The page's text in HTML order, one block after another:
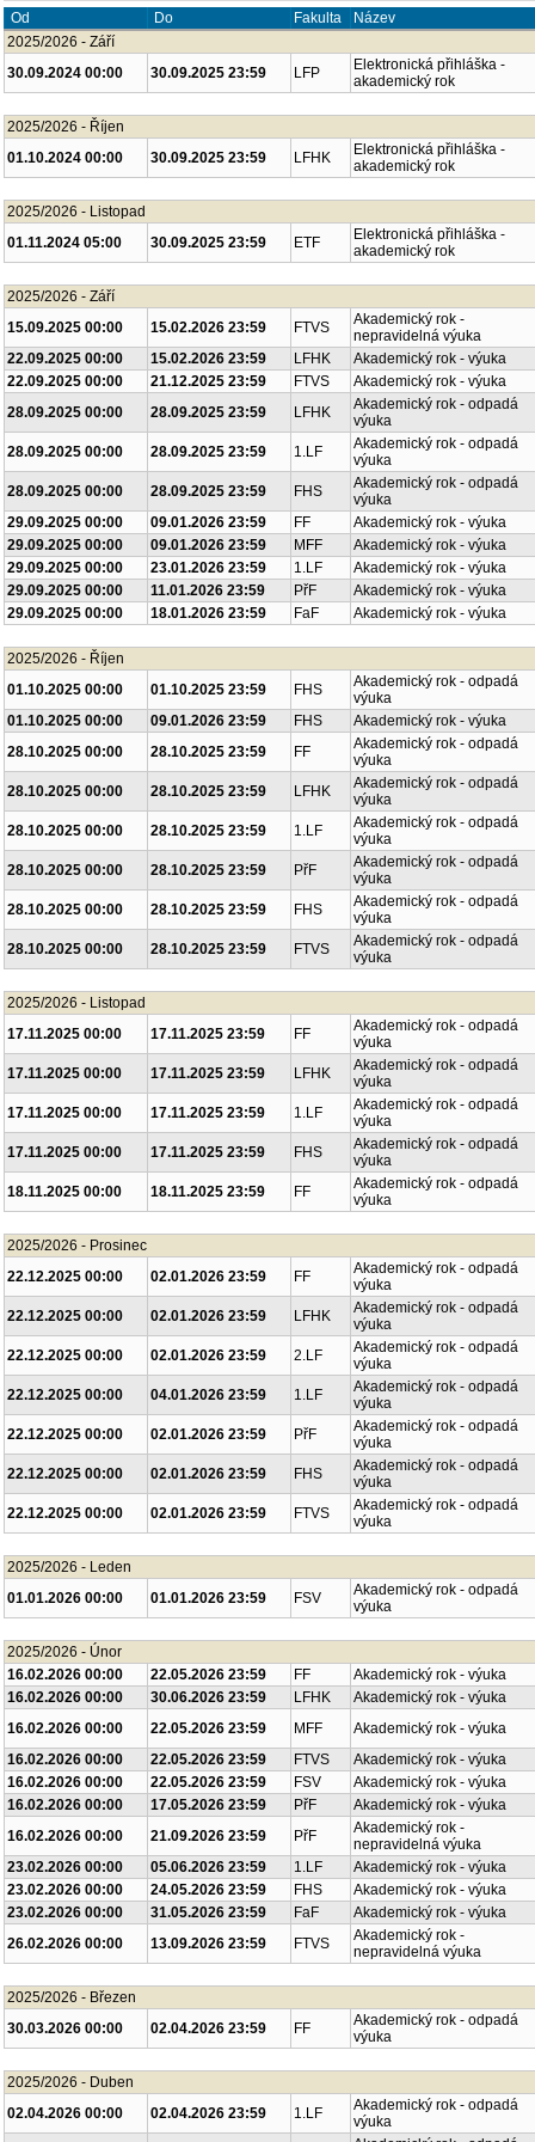
Od
Fakulta
Název
30.09.2024 00:00
30.09.2025 23:59 LFP
Elektronická přihláška -
01.10.2024 00:00
30.09.2025 23:59 LFHK
Elektronická přihláška -
01.11.2024 05:00
30.09.2025 23:59 ETF
Elektronická přihláška -
15.09.2025 00:00
15.02.2026 23:59 FTVS
Akademický rok -
nepravidelná výuka
22.09.2025 00:00
15.02.2026 23:59 LFHK
Akademický rok - výuka
Akademický rok - výuka
28.09.2025 00:00
28.09.2025 23:59 LFHK
Akademický rok - odpadá
výuka
28.09.2025 00:00
28.09.2025 23:59 1.LF
Akademický rok - odpadá
výuka
28.09.2025 00:00
28.09.2025 23:59 FHS
Akademický rok - odpadá
výuka
29.09.2025 00:00
09.01.2026 23:59 FF
Akademický rok - výuka
29.09.2025 00:00
09.01.2026 23:59 MFF
Akademický rok - výuka
29.09.2025 00:00
23.01.2026 23:59 1.LF
Akademický rok - výuka
29.09.2025 00:00
11.01.2026 23:59 PřF
Akademický rok - výuka
01.10.2025 00:00
01.10.2025 23:59 FHS
Akademický rok - odpadá
výuka
Akademický rok - výuka
28.10.2025 00:00
28.10.2025 23:59 FF
Akademický rok - odpadá
výuka
28.10.2025 00:00
28.10.2025 23:59 LFHK
Akademický rok - odpadá
výuka
28.10.2025 00:00
28.10.2025 23:59 1.LF
Akademický rok - odpadá
výuka
28.10.2025 00:00
28.10.2025 23:59 PřF
Akademický rok - odpadá
výuka
28.10.2025 00:00
28.10.2025 23:59 FHS
Akademický rok - odpadá
výuka
28.10.2025 00:00
28.10.2025 23:59 FTVS
Akademický rok - odpadá
17.11.2025 00:00
17.11.2025 23:59 FF
Akademický rok - odpadá
výuka
17.11.2025 00:00
17.11.2025 23:59 LFHK
Akademický rok - odpadá
výuka
17.11.2025 00:00
17.11.2025 23:59 1.LF
Akademický rok - odpadá
výuka
17.11.2025 00:00
17.11.2025 23:59 FHS
Akademický rok - odpadá
výuka
18.11.2025 00:00
18.11.2025 23:59 FF
Akademický rok - odpadá
22.12.2025 00:00
02.01.2026 23:59 FF
Akademický rok - odpadá
výuka
22.12.2025 00:00
02.01.2026 23:59 LFHK
Akademický rok - odpadá
výuka
22.12.2025 00:00
02.01.2026 23:59 2.LF
Akademický rok - odpadá
výuka
22.12.2025 00:00
04.01.2026 23:59 1.LF
Akademický rok - odpadá
výuka
22.12.2025 00:00
02.01.2026 23:59 PřF
Akademický rok - odpadá
výuka
22.12.2025 00:00
02.01.2026 23:59 FHS
Akademický rok - odpadá
výuka
22.12.2025 00:00
02.01.2026 23:59 FTVS
Akademický rok - odpadá
01.01.2026 00:00
01.01.2026 23:59 FSV
Akademický rok - odpadá
2025/2026 - Únor
16.02.2026 00:00
22.05.2026 23:59 FF
Akademický rok - výuka
16.02.2026 00:00
22.05.2026 23:59 MFF
Akademický rok - výuka
16.02.2026 00:00
22.05.2026 23:59 FTVS
Akademický rok - výuka
16.02.2026 00:00
22.05.2026 23:59 FSV
Akademický rok - výuka
Akademický rok - výuka
16.02.2026 00:00
21.09.2026 23:59 PřF
Akademický rok -
nepravidelná výuka
23.02.2026 00:00
05.06.2026 23:59 1.LF
Akademický rok - výuka
23.02.2026 00:00
24.05.2026 23:59 FHS
Akademický rok - výuka
Akademický rok - výuka
26.02.2026 00:00
13.09.2026 23:59 FTVS
Akademický rok -
30.03.2026 00:00
02.04.2026 23:59 FF
Akademický rok - odpadá
02.04.2026 00:00
02.04.2026 23:59 1.LF
Akademický rok - odpadá